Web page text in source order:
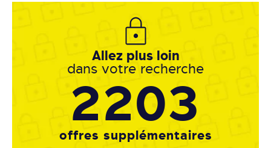
Allez plus loin
dans votre recherche
2203
offres supplémentaires